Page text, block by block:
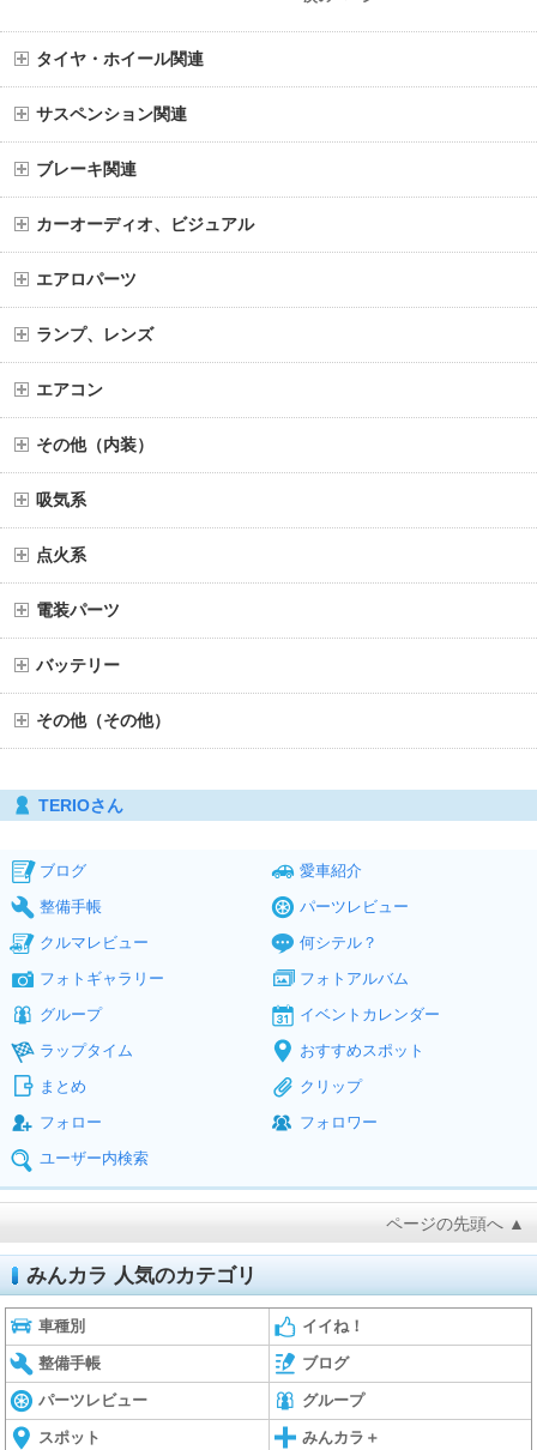
タイヤ・ホイール関連
サスペンション関連
ブレーキ関連
カーオーディオ、ビジュアル
エアロパーツ
ランプ、レンズ
エアコン
その他（内装）
吸気系
点火系
電装パーツ
バッテリー
その他（その他）
TERIOさん
ブログ
愛車紹介
整備手帳
パーツレビュー
クルマレビュー
何シテル？
フォトギャラリー
フォトアルバム
グループ
イベントカレンダー
ラップタイム
おすすめスポット
まとめ
クリップ
フォロー
フォロワー
ユーザー内検索
ページの先頭へ ▲
みんカラ 人気のカテゴリ
車種別 イイね！
整備手帳 ブログ
パーツレビュー グループ
スポット みんカラ＋